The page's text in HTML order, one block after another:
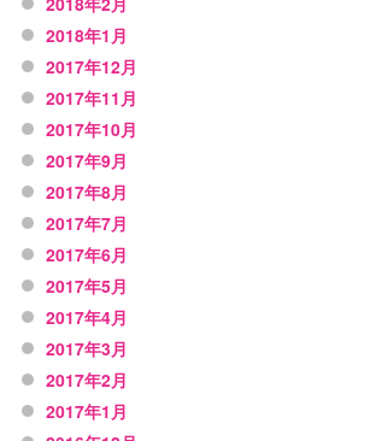
2018年1月
2017年12月
2017年11月
2017年10月
2017年9月
2017年8月
2017年7月
2017年6月
2017年5月
2017年4月
2017年3月
2017年2月
2017年1月